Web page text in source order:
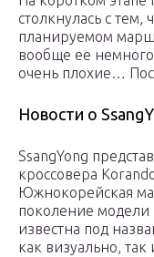
столкнулась с
планируемом
вообще ее
очень плохие…
Новости о
SsangYong
кроссовера
Южнокорейская
поколение модели
известна под
как визуально, так